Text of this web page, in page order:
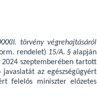
törvény végrehajtásáról
rendelet) 15/A. §alapján
szeptemberében tartott
az egészségügyért
felelős miniszter előzetes